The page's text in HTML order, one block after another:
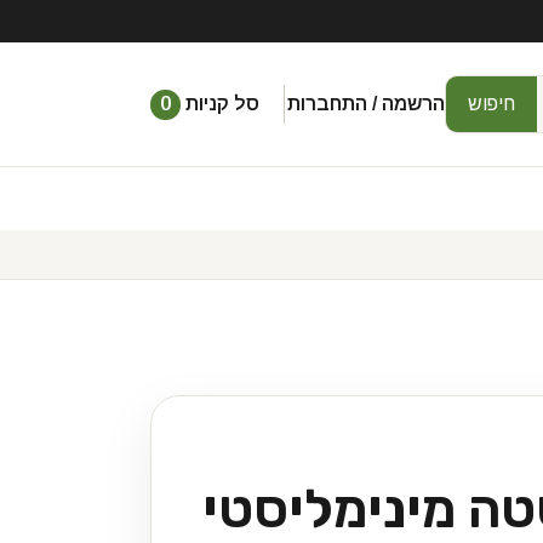
חיפוש הרשמה / התחברות סל קניות 0
מינימליסטי